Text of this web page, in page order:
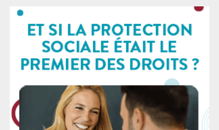
qui participe à l’indépendance des avocats. Elle a eu
l’occasion de le rappeler à plusieurs reprises,
notamment en 2019 et 2020. À cette époque, les
avocats n’ont pas hésité, non seulement à descendre
dans la rue, mais aussi à mener un long mouvement
de grève national sans précédent pour manifester
leur opposition à toute absorption de leur régime de
retraite au sein d’un régime universel. Nous
rappelons également que la CNBF a toujours participé
à la solidarité nationale en versant des sommes